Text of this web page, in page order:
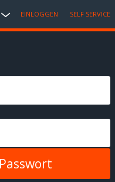
EINLOGGEN SELF SERVICE